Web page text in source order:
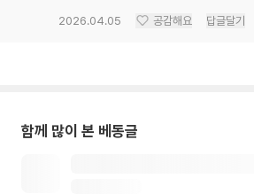
2026.04.05 공감해요 답글달기
함께 많이 본 베동글